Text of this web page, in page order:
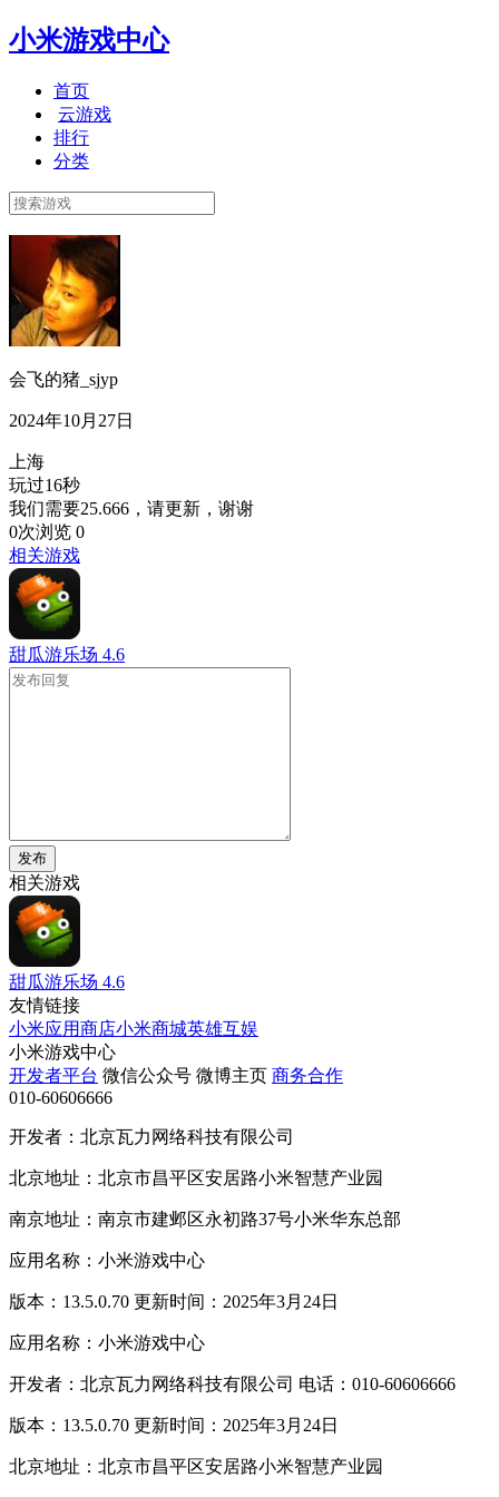
小米游戏中心
首页
云游戏
排行
分类
会飞的猪_sjyp
2024年10月27日
上海
玩过16秒
我们需要25.666，请更新，谢谢
0次浏览 0
相关游戏
甜瓜游乐场 4.6
发布
相关游戏
甜瓜游乐场 4.6
友情链接
小米应用商店小米商城英雄互娱
小米游戏中心
开发者平台 微信公众号 微博主页 商务合作
010-60606666
开发者：北京瓦力网络科技有限公司
北京地址：北京市昌平区安居路小米智慧产业园
南京地址：南京市建邺区永初路37号小米华东总部
应用名称：小米游戏中心
版本：13.5.0.70 更新时间：2025年3月24日
应用名称：小米游戏中心
开发者：北京瓦力网络科技有限公司 电话：010-60606666
版本：13.5.0.70 更新时间：2025年3月24日
北京地址：北京市昌平区安居路小米智慧产业园